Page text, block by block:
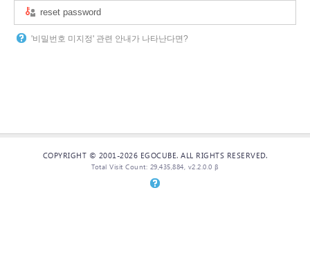
reset password
'비밀번호 미지정' 관련 안내가 나타난다면?
COPYRIGHT © 2001-2026 EGOCUBE. ALL RIGHTS RESERVED.
Total Visit Count: 29,435,884, v2.2.0.0 β